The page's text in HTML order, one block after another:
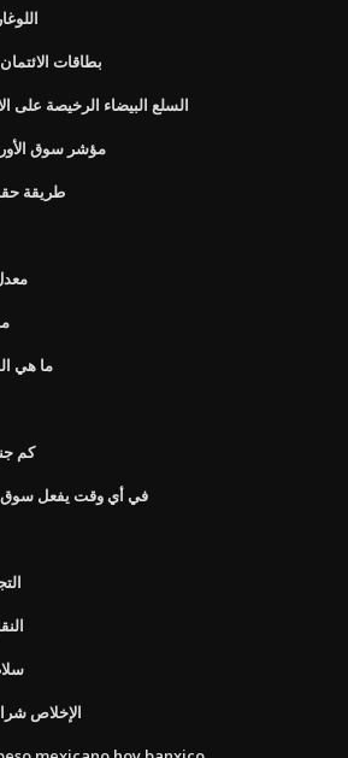
بطاقات
السلع البيضاء الرخيصة على
مؤشر سوق
طريقة
ما هي
كم جنيه
في أي وقت يفعل سوق
الإخلاص